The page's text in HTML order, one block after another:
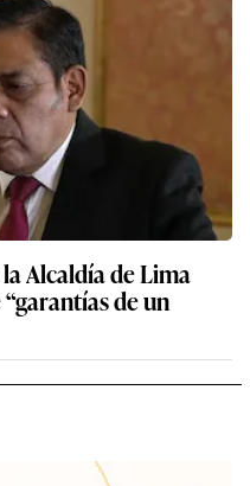
Alcaldía de Lima
de un